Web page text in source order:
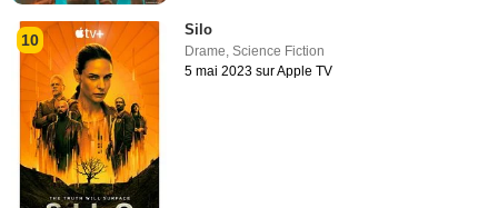
10
Silo
Drame ,Science Fiction
5 mai 2023 sur Apple TV